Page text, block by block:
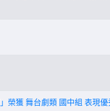
榮獲 舞台劇類 國中組 表現優